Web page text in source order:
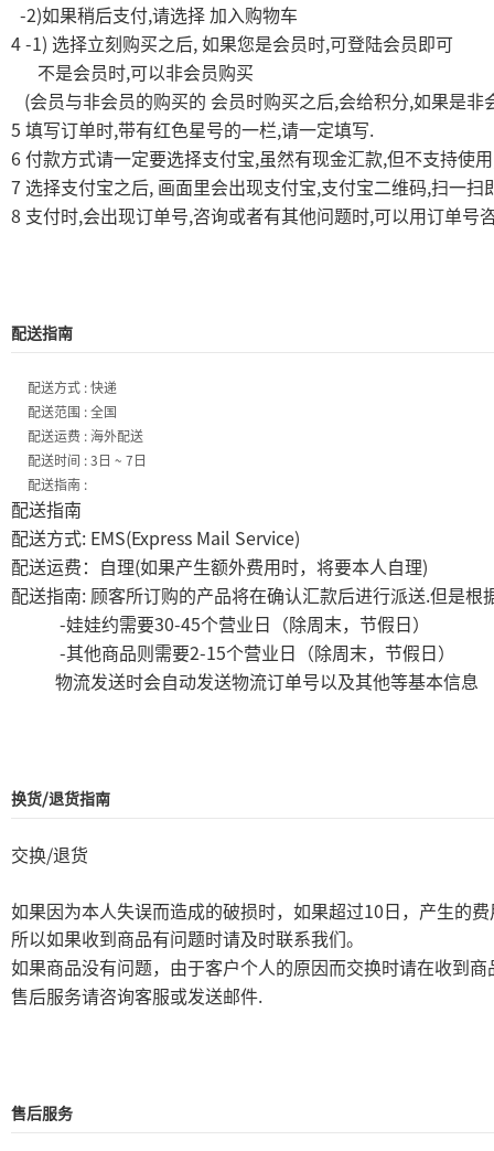
-2)如果稍后支付,请选择 加入购物车
4 -1) 选择立刻购买之后, 如果您是会员时,可登陆会员即可
不是会员时,可以非会员购买
(会员与非会员的购买的 会员时购买之后,会给积分,如果是非
5 填写订单时,带有红色星号的一栏,请一定填写.
6 付款方式请一定要选择支付宝,虽然有现金汇款,但不支持使用
7 选择支付宝之后, 画面里会出现支付宝,支付宝二维码,扫一扫
8 支付时,会出现订单号,咨询或者有其他问题时,可以用订单号
配送指南
配送方式 : 快递
配送范围 : 全国
配送运费 : 海外配送
配送时间 : 3日 ~ 7日
配送指南 :
配送指南
配送方式: EMS(Express Mail Service)
配送运费：自理(如果产生额外费用时，将要本人自理)
配送指南: 顾客所订购的产品将在确认汇款后进行派送.但是根
-娃娃约需要30-45个营业日（除周末，节假日）
-其他商品则需要2-15个营业日（除周末，节假日）
物流发送时会自动发送物流订单号以及其他等基本信息
换货/退货指南
交换/退货
如果因为本人失误而造成的破损时，如果超过10 日，产生的
所以如果收到商品有问题时请及时联系我们。
如果商品没有问题，由于客户个人的原因而交换时请在收到商
售后服务请咨询客服或发送邮件.
售后服务